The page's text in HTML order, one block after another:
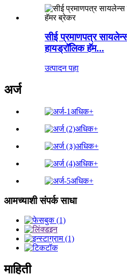
सीई प्रमाणपत्र
हायड्रॉलिक हॅम...
उत्पादन पहा
अर्ज
अधिक+
अधिक+
अधिक+
अधिक+
अधिक+
आमच्याशी संपर्क साधा
माहिती